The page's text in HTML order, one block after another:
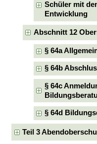
Schüler mit
Entwicklung
Abschnitt 12
§ 64a
§ 64b
§ 64c
§ 64d
Teil 3